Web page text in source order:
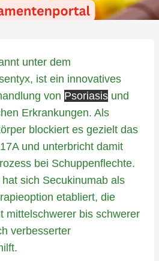
unter dem
ist ein innovatives
von Psoriasis und
Erkrankungen. Als
blockiert es gezielt das
und unterbricht damit
bei Schuppenflechte.
sich Secukinumab als
etabliert, die
mittelschwerer bis schwerer
verbesserter